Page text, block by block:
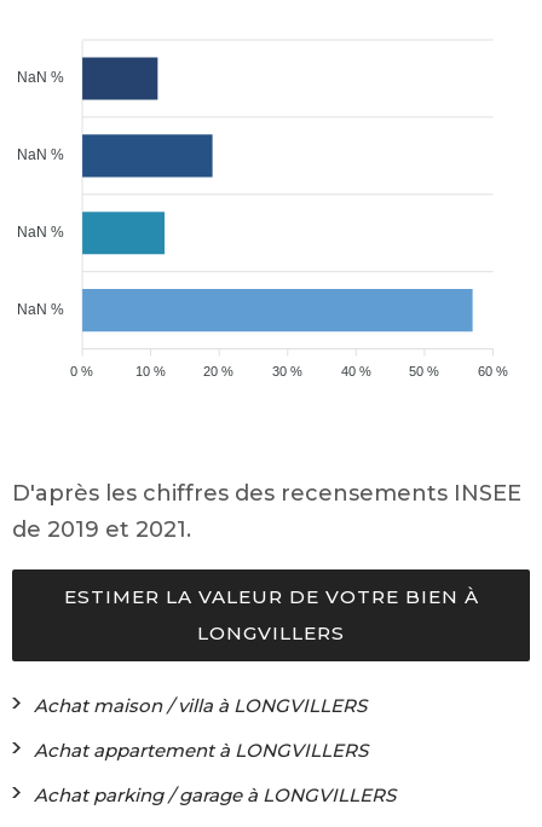
NaN %
NaN %
NaN %
NaN %
60 %
50 %
40 %
30 %
20 %
10 %
0 %
D'après les chiffres des recensements INSEE
de 2019 et 2021.
ESTIMER LA VALEUR DE VOTRE BIEN À
LONGVILLERS
Achat maison / villa à LONGVILLERS
Achat appartement à LONGVILLERS
Achat parking / garage à LONGVILLERS